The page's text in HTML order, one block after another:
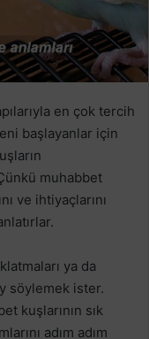
en çok tercih
başlayanlar için
muhabbet
ve ihtiyaçlarını
ya da
söylemek ister.
kuşlarının sık
adım adım